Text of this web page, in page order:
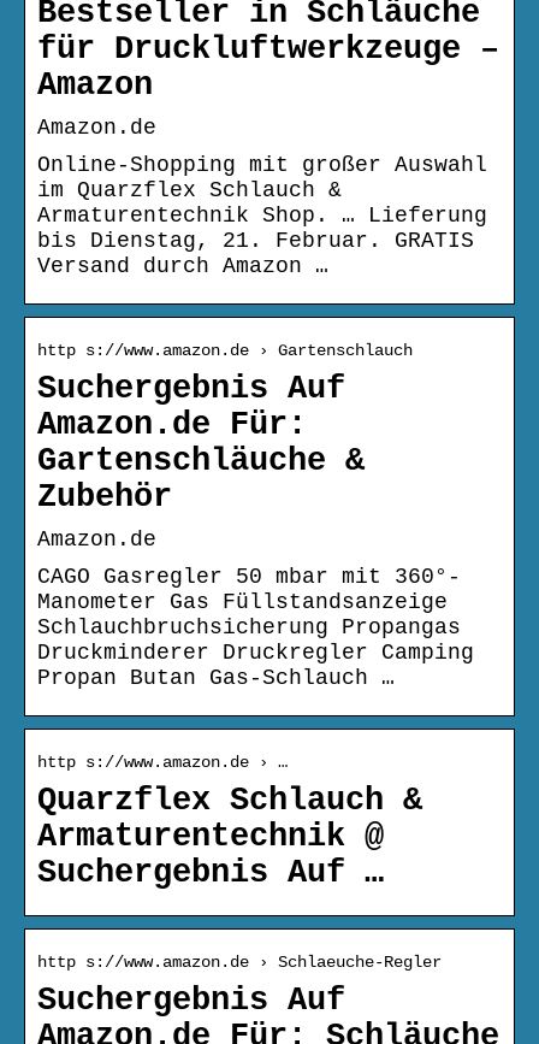
Bestseller in Schläuche
für Druckluftwerkzeuge –
Amazon
Amazon.de
Online-Shopping mit großer Auswahl
im Quarzflex Schlauch &
Armaturentechnik Shop. … Lieferung
bis Dienstag, 21. Februar. GRATIS
Versand durch Amazon …
http s://www.amazon.de › Gartenschlauch
Suchergebnis Auf
Amazon.de Für:
Gartenschläuche &
Zubehör
Amazon.de
CAGO Gasregler 50 mbar mit 360°-
Manometer Gas Füllstandsanzeige
Schlauchbruchsicherung Propangas
Druckminderer Druckregler Camping
Propan Butan Gas-Schlauch …
http s://www.amazon.de › …
Quarzflex Schlauch &
Armaturentechnik @
Suchergebnis Auf …
http s://www.amazon.de › Schlaeuche-Regler
Suchergebnis Auf